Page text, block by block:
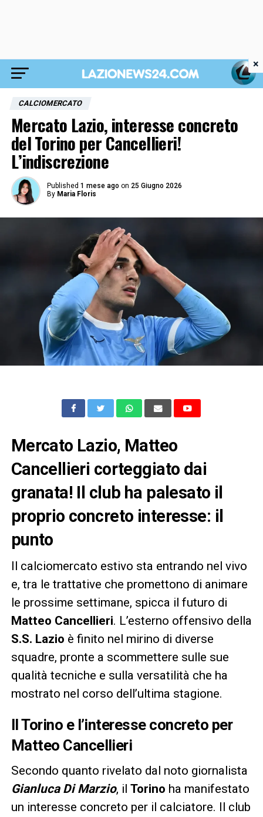
CALCIOMERCATO
Mercato Lazio, interesse concreto
del Torino per Cancellieri!
L’indiscrezione
Published 1 mese ago on 25 Giugno 2026
By Maria Floris
Mercato Lazio, Matteo
Cancellieri corteggiato dai
granata! Il club ha palesato il
proprio concreto interesse: il
punto
Il calciomercato estivo sta entrando nel vivo
e, tra le trattative che promettono di animare
le prossime settimane, spicca il futuro di
Matteo Cancellieri. L’esterno offensivo della
S.S. Lazio è finito nel mirino di diverse
squadre, pronte a scommettere sulle sue
qualità tecniche e sulla versatilità che ha
mostrato nel corso dell’ultima stagione.
Il Torino e l’interesse concreto per
Matteo Cancellieri
Secondo quanto rivelato dal noto giornalista
Gianluca Di Marzio, il Torino ha manifestato
un interesse concreto per il calciatore. Il club
×